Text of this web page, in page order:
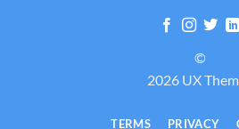
©
2026 UX
TERMS PRIVACY